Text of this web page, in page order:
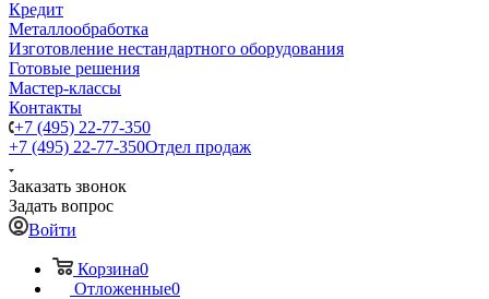
Кредит
Металлообработка
Изготовление нестандартного оборудования
Готовые решения
Мастер-классы
Контакты
+7 (495) 22-77-350
+7 (495) 22-77-350Отдел продаж
Заказать звонок
Задать вопрос
Войти
Корзина0
Отложенные0